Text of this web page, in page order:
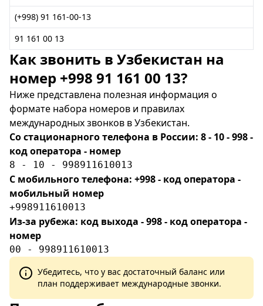
(+998) 91 161-00-13
91 161 00 13
Как звонить в Узбекистан на
номер +998 91 161 00 13?
Ниже представлена полезная информация о
формате набора номеров и правилах
международных звонков в Узбекистан.
Со стационарного телефона в России: 8 - 10 - 998 -
код оператора - номер
8 - 10 - 998911610013
С мобильного телефона: +998 - код оператора -
мобильный номер
+998911610013
Из-за рубежа: код выхода - 998 - код оператора -
номер
00 - 998911610013
Убедитесь, что у вас достаточный баланс или
план поддерживает международные звонки.